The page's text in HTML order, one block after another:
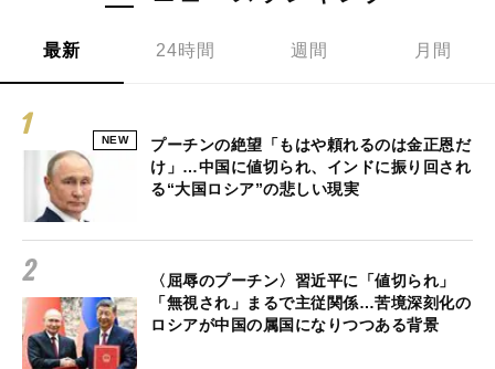
最新 24時間 週間 月間
NEW
プーチンの絶望「もはや頼れるのは金正恩だ
け」…中国に値切られ、インドに振り回され
る“大国ロシア”の悲しい現実
〈屈辱のプーチン〉習近平に「値切られ」
「無視され」まるで主従関係…苦境深刻化の
ロシアが中国の属国になりつつある背景